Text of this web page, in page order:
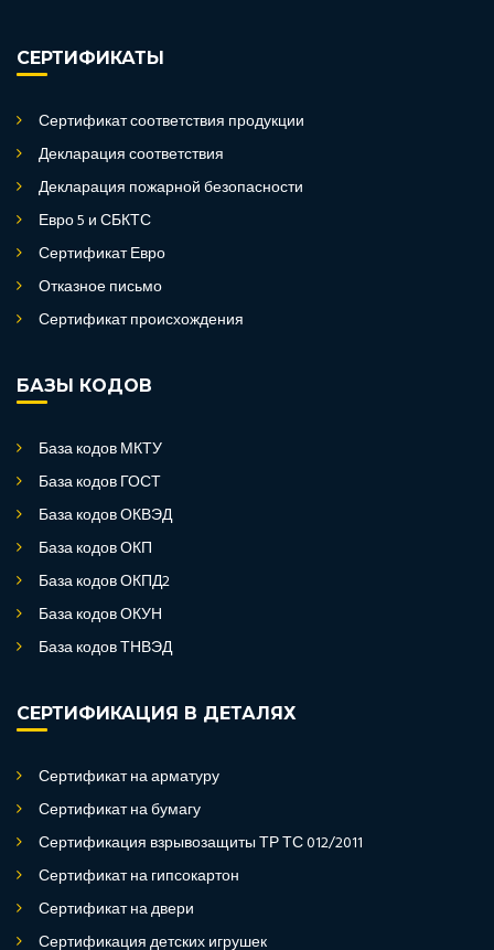
СЕРТИФИКАТЫ
Сертификат соответствия продукции
Декларация соответствия
Декларация пожарной безопасности
Евро 5 и СБКТС
Сертификат Евро
Отказное письмо
Сертификат происхождения
БАЗЫ КОДОВ
База кодов МКТУ
База кодов ГОСТ
База кодов ОКВЭД
База кодов ОКП
База кодов ОКПД2
База кодов ОКУН
База кодов ТНВЭД
СЕРТИФИКАЦИЯ В ДЕТАЛЯХ
Сертификат на арматуру
Сертификат на бумагу
Сертификация взрывозащиты ТР ТС 012/2011
Сертификат на гипсокартон
Сертификат на двери
Сертификация детских игрушек